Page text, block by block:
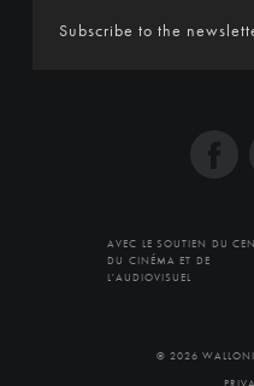
AVEC LE SOUTIEN DU
DU CINÉMA ET DE
L'AUDIOVISUEL
© 2026